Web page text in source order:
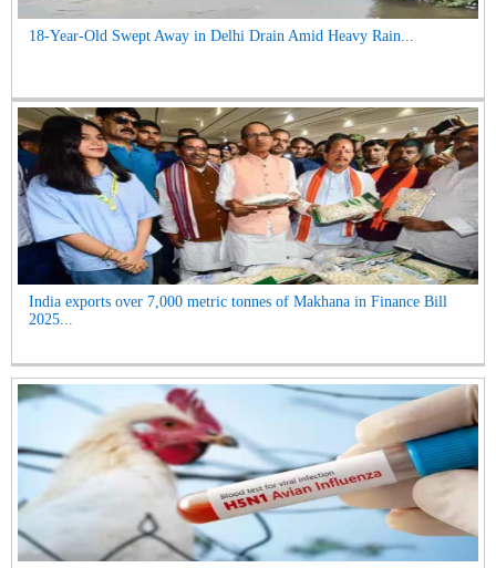
18-Year-Old Swept Away in Delhi Drain Amid Heavy Rain...
India exports over 7,000 metric tonnes of Makhana in Finance Bill
2025...